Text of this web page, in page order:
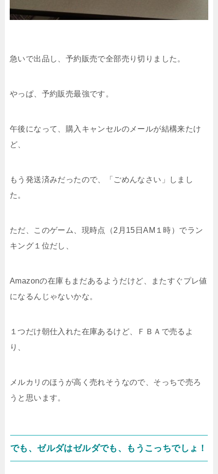
急いで出品し、予約販売で全部売り切りました。
やっぱ、予約販売最強です。
午後になって、購入キャンセルのメールが結構来たけ
ど、
もう発送済みだったので、「ごめんなさい」しまし
た。
ただ、このゲーム、現時点（2月15日AM１時）でラン
キング１位だし、
Amazonの在庫もまだあるようだけど、またすぐプレ値
になるんじゃないかな。
１つだけ朝仕入れた在庫あるけど、ＦＢＡで売るよ
り、
メルカリのほうが高く売れそうなので、そっちで売ろ
うと思います。
でも、ゼルダはゼルダでも、もうこっちでしょ！